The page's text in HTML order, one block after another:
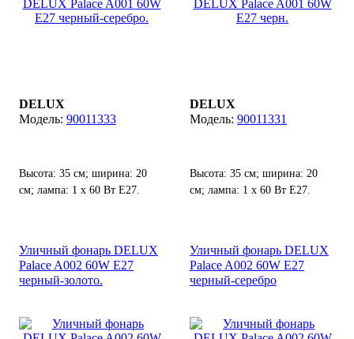
DELUX
90011333
Высота: 35 см; ширина: 20
см; лампа: 1 х 60 Вт Е27.
DELUX
90011331
Высота: 35 см; ширина: 20
см; лампа: 1 х 60 Вт Е27.
Уличный фонарь DELUX
Palace A002 60W E27
черный-золото.
Уличный фонарь DELUX
Palace A002 60W E27
черный-серебро